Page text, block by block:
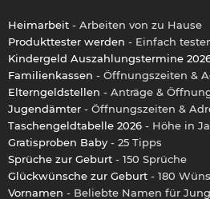
Heimarbeit - Arbeiten von zu Hause
Produkttester werden - Einfach
Kindergeld Auszahlungstermine
Familienkassen - Öffnungszeiten &
Elterngeldstellen - Anträge &
Jugendämter - Öffnungszeiten &
Taschengeldtabelle 2026 - Höhe in
Gratisproben Baby - 25 Tipps
Sprüche zur Geburt - 150 Sprüche
Glückwünsche zur Geburt - 180
Vornamen - Beliebte Namen für